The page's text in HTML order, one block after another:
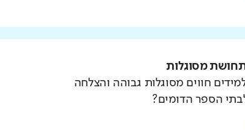
מסוגלות
חווים מסוגלות גבוהה והצלחה
הספר הדומים?